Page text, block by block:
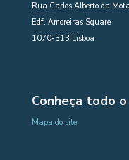
Rua Carlos Alberto da
Edf. Amoreiras Square
1070-313 Lisboa
Conheça todo
Mapa do site